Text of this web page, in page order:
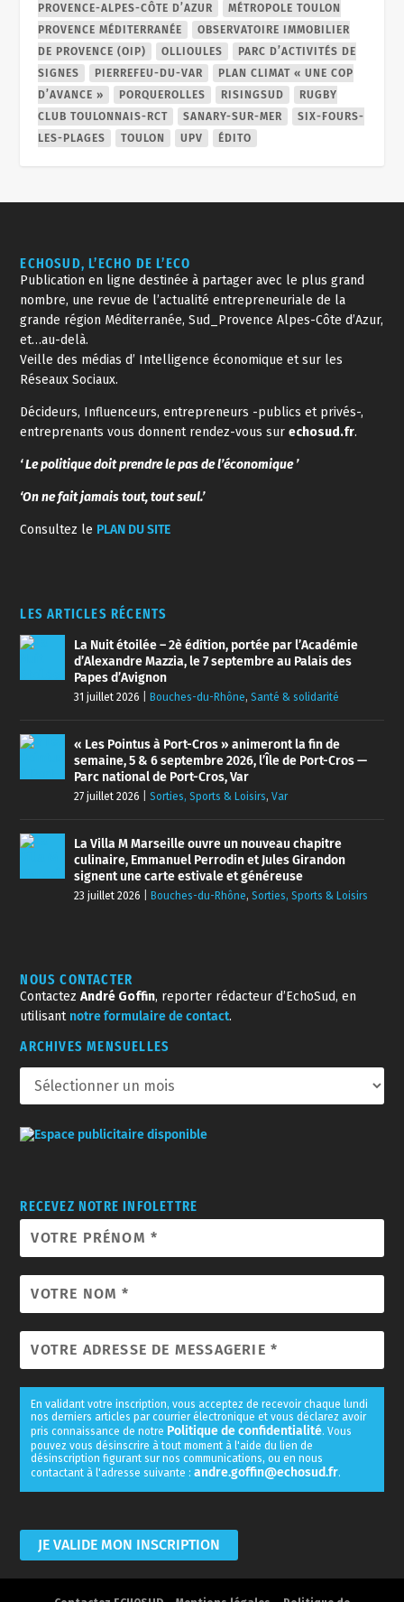
PROVENCE-ALPES-CÔTE D’AZUR
MÉTROPOLE TOULON
PROVENCE MÉDITERRANÉE
OBSERVATOIRE IMMOBILIER
DE PROVENCE (OIP)
OLLIOULES
PARC D’ACTIVITÉS DE
SIGNES
PIERREFEU-DU-VAR
PLAN CLIMAT « UNE COP
D’AVANCE »
PORQUEROLLES RISINGSUD
RUGBY
CLUB TOULONNAIS-RCT
SANARY-SUR-MER
SIX-FOURS-
LES-PLAGES
TOULON UPV ÉDITO
ECHOSUD, L’ECHO DE L’ECO
Publication en ligne destinée à partager avec le plus grand
nombre, une revue de l’actualité entrepreneuriale de la
grande région Méditerranée, Sud_Provence Alpes-Côte d’Azur,
et…au-delà.
Veille des médias d’ Intelligence économique et sur les
Réseaux Sociaux.
Décideurs, Influenceurs, entrepreneurs -publics et privés-,
entreprenants vous donnent rendez-vous surechosud.fr.
‘ Le politique doit prendre le pas de l’économique ’
‘On ne fait jamais tout, tout seul.’
Consultez le PLAN DU SITE
LES ARTICLES RÉCENTS
La Nuit étoilée – 2è édition, portée par l’Académie
d’Alexandre Mazzia, le 7 septembre au Palais des
Papes d’Avignon
31 juillet 2026 |Bouches-du-Rhône,Santé & solidarité
« Les Pointus à Port-Cros » animeront la fin de
semaine, 5 & 6 septembre 2026, l’Île de Port-Cros —
Parc national de Port-Cros, Var
27 juillet 2026 |Sorties, Sports & Loisirs,Var
La Villa M Marseille ouvre un nouveau chapitre
culinaire, Emmanuel Perrodin et Jules Girandon
signent une carte estivale et généreuse
23 juillet 2026 |Bouches-du-Rhône,Sorties, Sports & Loisirs
NOUS CONTACTER
ContactezAndré Goffin, reporter rédacteur d’EchoSud, en
utilisant notre formulaire de contact.
ARCHIVES MENSUELLES
RECEVEZ NOTRE INFOLETTRE
En validant votre inscription, vous acceptez de recevoir chaque lundi
nos derniers articles par courrier électronique et vous déclarez avoir
pris connaissance de notre Politique de confidentialité. Vous
pouvez vous désinscrire à tout moment à l'aide du lien de
désinscription figurant sur nos communications, ou en nous
contactant à l'adresse suivante :andre.goffin@echosud.fr.